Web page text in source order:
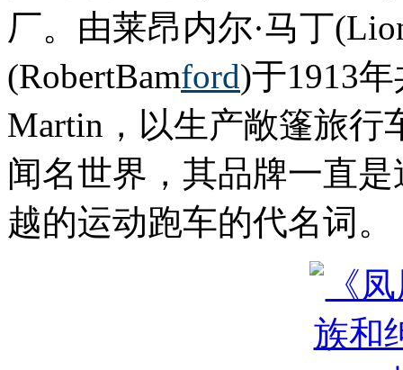
厂。由莱昂内尔·马丁
(RobertBamford)于1913
Martin，以生产敞篷旅行
闻名世界，其品牌一直
越的运动跑车的代名词。